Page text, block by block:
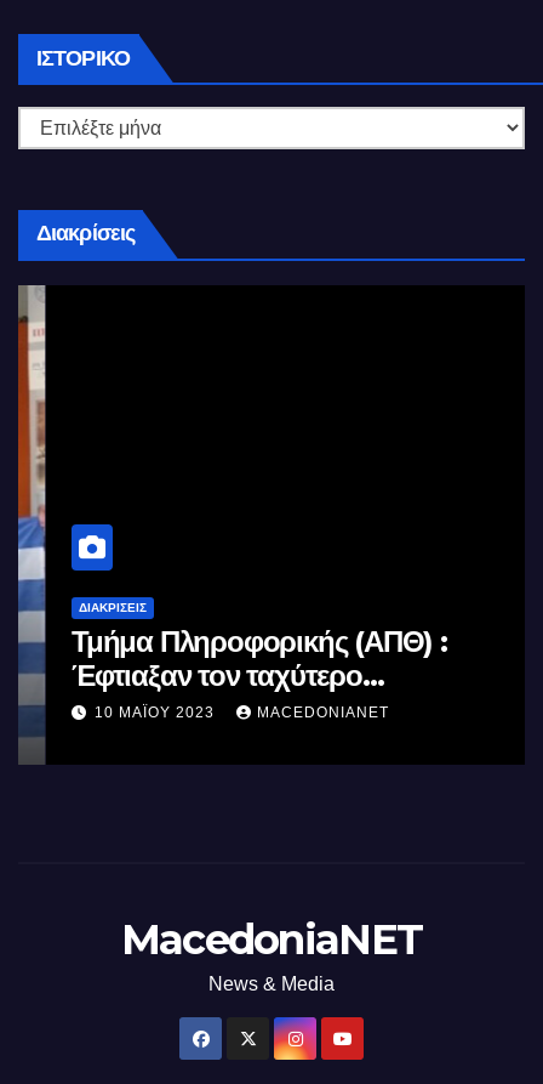
ΙΣΤΟΡΙΚΌ Ιστορικό
Διακρίσεις
ΔΙΑΚΡΊΣΕΙΣ
Τμήμα Πληροφορικής (ΑΠΘ) :
Έφτιαξαν τον ταχύτερο
επεξεργαστή AI στον κόσμο με τη
χρήση φωτός
10 ΜΑΪ́ΟΥ 2023 MACEDONIANET
MacedoniaNET
News & Media